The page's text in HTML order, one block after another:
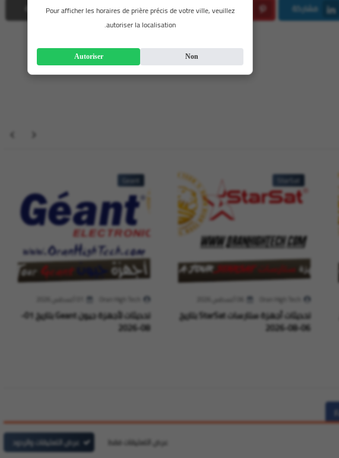
مشاركة
LinkedIn
حفظ مشاركة
Whatsapp
إرسال
Email
StarSat
Oran High Tech
تحديثات أجهزة ستارسات StarSat بتاريخ
06-08-2026
Geant
Oran High Tech
تحديثات لأجهزة جيون Geant بتاريخ 01-
08-2026
عرض التعليقات فقط عرض التعليقات والردود
Pour afficher les horaires de prière précis de votre ville, veuillez
autoriser la localisation.
Non
Autoriser